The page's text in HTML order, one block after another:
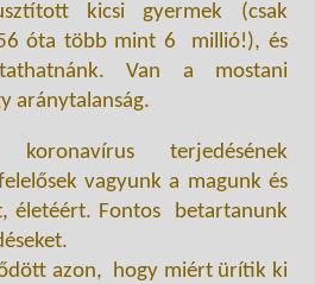
kicsi gyermek (csak
óta több mint 6 millió!), és
Van a mostani
aránytalanság.
koronavírus terjedésének
vagyunk a magunk és
életéért. Fontos betartanunk
azon, hogy miért ürítik ki